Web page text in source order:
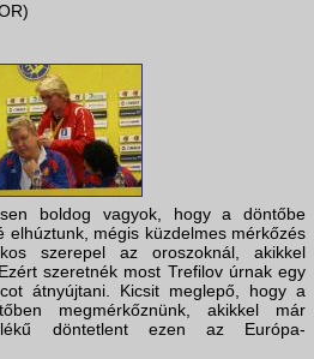
boldog vagyok, hogy a döntőbe
elhúztunk, mégis küzdelmes mérkőzés
szerepel az oroszoknál, akikkel
szeretnék most Trefilov úrnak egy
átnyújtani. Kicsit meglepő, hogy a
megmérkőznünk, akikkel már
döntetlent ezen az Európa-